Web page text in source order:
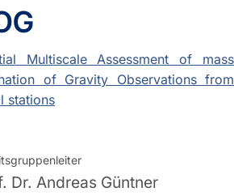
Multiscale Assessment of mass
of Gravity Observations from
stations
Dr. Andreas Güntner